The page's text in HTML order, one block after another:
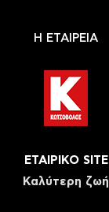
Η ΕΤΑΙΡΕΙΑ
ΕΤΑΙΡΙΚΟ SITE
Καλύτερη ζωή